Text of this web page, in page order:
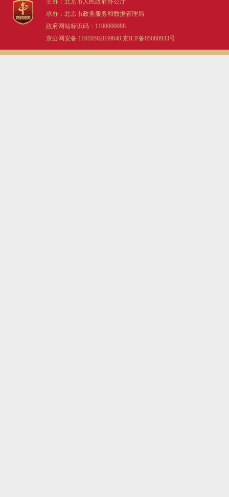
主办：北京市人民政府办公厅
承办：北京市政务服务和数据管理局
政府网站标识码：1100000088
京公网安备 11010502039640 京ICP备05060933号